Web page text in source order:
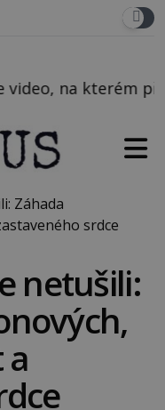
jeho vozem po
Záhada
srdce
netušili: